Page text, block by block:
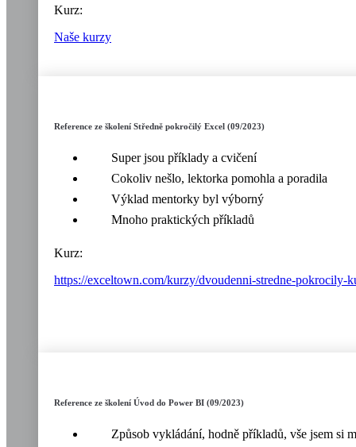
Kurz:
Naše kurzy
Reference ze školení Středně pokročilý Excel (09/2023)
Super jsou příklady a cvičení
Cokoliv nešlo, lektorka pomohla a poradila
Výklad mentorky byl výborný
Mnoho praktických příkladů
Kurz:
https://exceltown.com/kurzy/dvoudenni-stredne-pokrocily-
Reference ze školení Úvod do Power BI (09/2023)
Způsob vykládání, hodně příkladů, vše jsem si